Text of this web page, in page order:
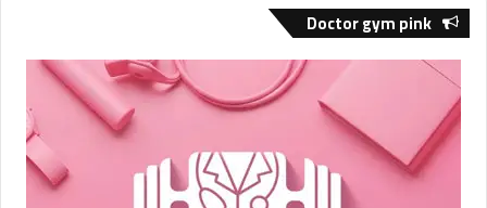
Doctor gym pink